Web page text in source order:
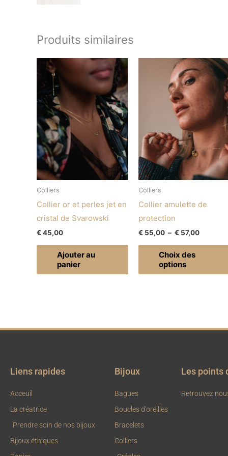
Produits similaires
Colliers
Collier or et perles jet en
cristal de Svarowski
€45,00
Ajouter au
panier
Colliers
Collier amulette de
protection
€55,00 – €57,00
Plage
de
prix :
€ 55,00
Choix des
options
Liens rapides
Acceuil
La créatrice
Prendre soin de nos bijoux
Bijoux éthiques
Bijoux
Bagues
Boucles d'oreilles
Bracelets
Colliers
Les points
Retrouvez